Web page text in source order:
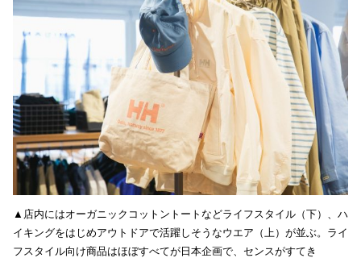
▲店内にはオーガニックコットントートなどライフスタイル（下）、ハ
イキングをはじめアウトドアで活躍しそうなウエア（上）が並ぶ。ライ
フスタイル向け商品はほぼすべてが日本企画で、センスがすてき